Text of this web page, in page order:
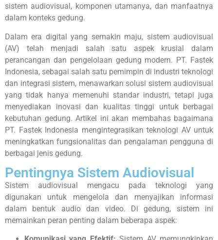
sistem audiovisual, komponen utamanya, dan manfaatnya
dalam konteks gedung.
Dalam era digital yang semakin maju, sistem audiovisual
(AV) telah menjadi salah satu aspek krusial dalam
perancangan dan pengelolaan gedung modern. PT. Fastek
Indonesia, sebagai salah satu pemimpin di industri teknologi
dan integrasi sistem, menawarkan solusi sistem audiovisual
yang tidak hanya memenuhi standar industri, tetapi juga
menyediakan inovasi dan kualitas tinggi untuk berbagai
kebutuhan gedung. Artikel ini akan membahas bagaimana
PT. Fastek Indonesia mengintegrasikan teknologi AV untuk
meningkatkan fungsionalitas dan pengalaman pengguna di
berbagai jenis gedung.
Pentingnya Sistem Audiovisual
Sistem audiovisual mengacu pada teknologi yang
digunakan untuk mengelola dan menyajikan informasi
dalam bentuk audio dan video. Di gedung, sistem ini
memainkan peran penting dalam beberapa aspek: